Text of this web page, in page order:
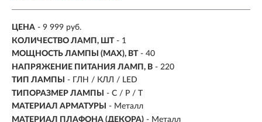
ЦЕНА - 9 999 руб.
КОЛИЧЕСТВО ЛАМП, ШТ - 1
МОЩНОСТЬ ЛАМПЫ (MAX), ВТ - 40
НАПРЯЖЕНИЕ ПИТАНИЯ ЛАМП, В - 220
ТИП ЛАМПЫ
- ГЛН / КЛЛ / LED
ТИПОРАЗМЕР ЛАМПЫ
- C / P / T
МАТЕРИАЛ АРМАТУРЫ
- Металл
МАТЕРИАЛ ПЛАФОНА (ДЕКОРА) - Металл